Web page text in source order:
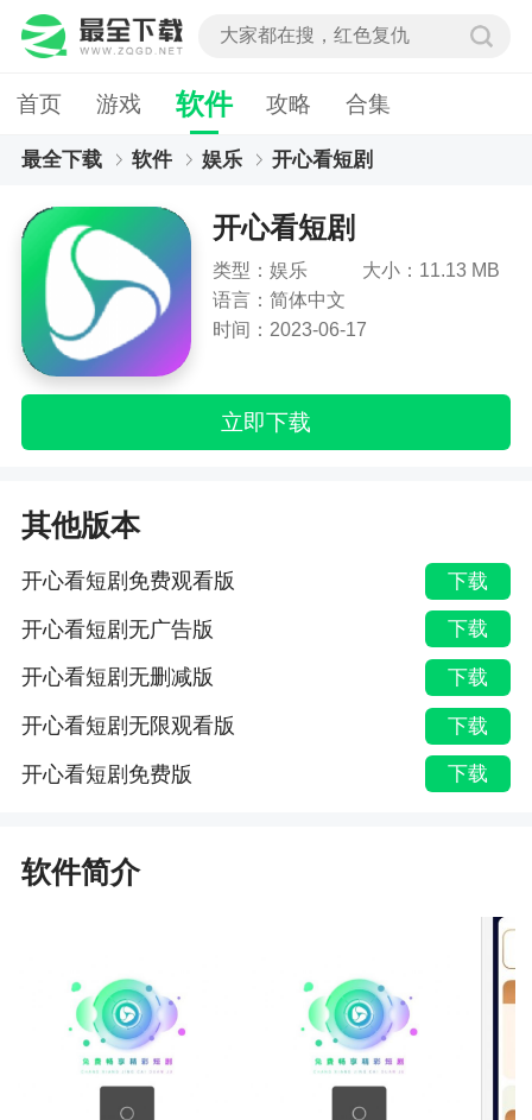
首页 游戏 软件 攻略 合集
最全下载 软件 娱乐 开心看短剧
开心看短剧
类型：娱乐
大小：11.13 MB
语言：简体中文
时间：2023-06-17
立即下载
其他版本
开心看短剧免费观看版 下载
开心看短剧无广告版 下载
开心看短剧无删减版 下载
开心看短剧无限观看版 下载
开心看短剧免费版 下载
软件简介